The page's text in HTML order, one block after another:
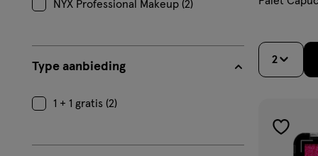
NYX Professional Makeup (2)
Type aanbieding
1 + 1 gratis (2)
2